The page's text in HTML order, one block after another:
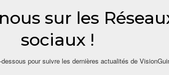
Unies aux Droits de
ce vendredi 27
permettra aux
et violations des
sur les
sociaux !
pour suivre les dernières actualités de